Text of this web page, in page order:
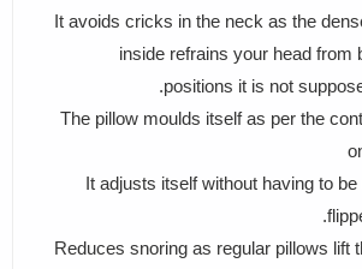
It avoids cricks in the neck as the
inside refrains your head from
positions it is not
The pillow moulds itself as per the
It adjusts itself without having to
Reduces snoring as regular pillows lift